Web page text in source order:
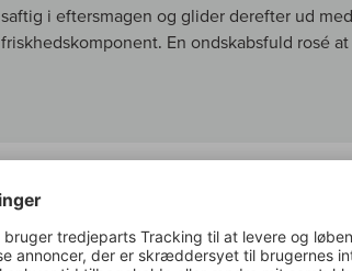
saftig i eftersmagen og glider derefter ud
friskhedskomponent. En ondskabsfuld rosé